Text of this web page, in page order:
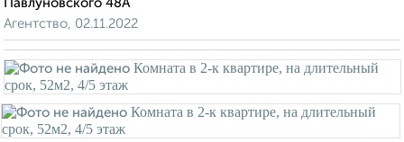
Павлуновского 48А
Агентство, 02.11.2022